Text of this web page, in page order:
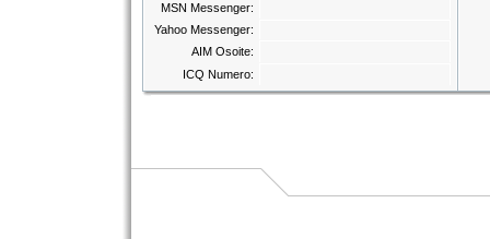
MSN Messenger:
Yahoo Messenger:
AIM Osoite:
ICQ Numero: